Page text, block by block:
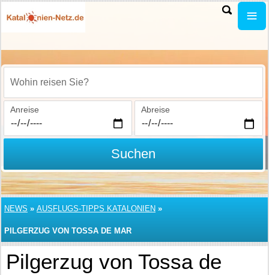
Wohin reisen Sie?
Anreise Abreise
Suchen
NEWS » AUSFLUGS-TIPPS KATALONIEN »
PILGERZUG VON TOSSA DE MAR
Pilgerzug von Tossa de